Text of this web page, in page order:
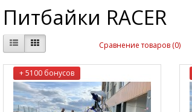
Питбайки RACER
Сравнение товаров (0)
+ 5100 бонусов